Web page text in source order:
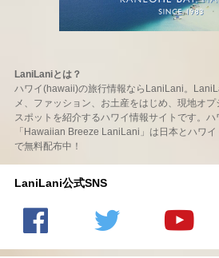
LaniLaniとは？
ハワイ(hawaii)の旅行情報ならLaniLani。
メ、ファッション、お土産をはじめ、現地オ
スポットを紹介するハワイ情報サイトです。
「Hawaiian Breeze LaniLani」は日本とハワ
で無料配布中！
LaniLani公式SNS